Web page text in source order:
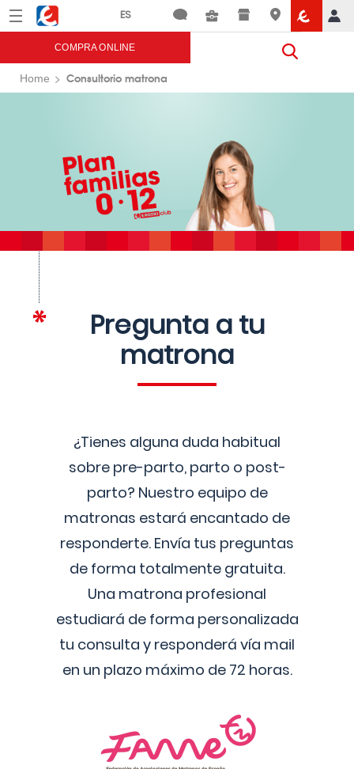
Menú Eroski
COMPRA ONLINE
Home Consultorio matrona
Pregunta a tu
matrona
¿Tienes alguna duda habitual
sobre pre-parto, parto o post-
parto? Nuestro equipo de
matronas estará encantado de
responderte. Envía tus preguntas
de forma totalmente gratuita.
Una matrona profesional
estudiará de forma personalizada
tu consulta y responderá vía mail
en un plazo máximo de 72 horas.